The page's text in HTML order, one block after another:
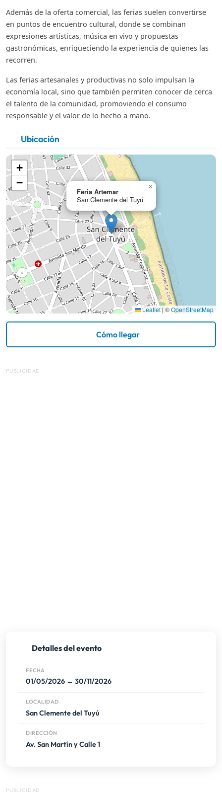
Además de la oferta comercial, las ferias suelen convertirse
en puntos de encuentro cultural, donde se combinan
expresiones artísticas, música en vivo y propuestas
gastronómicas, enriqueciendo la experiencia de quienes las
recorren.
Las ferias artesanales y productivas no solo impulsan la
economía local, sino que también permiten conocer de cerca
el talento de la comunidad, promoviendo el consumo
responsable y el valor de lo hecho a mano.
Ubicación
Feria Artemar
San Clemente del Tuyú
×
+
−
Leaflet | ©OpenStreetMap
Cómo llegar
PUBLICIDAD
Detalles del evento
FECHA
01/05/2026 → 30/11/2026
LOCALIDAD
San Clemente del Tuyú
DIRECCIÓN
Av. San Martín y Calle 1
PUBLICIDAD